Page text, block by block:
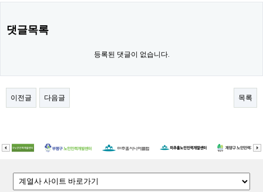
댓글목록
등록된 댓글이 없습니다.
이전글 다음글 목록